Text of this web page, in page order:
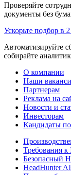
Проверяйте
документы без
Ускорьте подбор в
Автоматизируйте
собирайте
О компании
Наши
Партнерам
Реклама на
Новости и
Инвесторам
Кандидаты
Требования
Безопасный
HeadHunter